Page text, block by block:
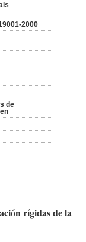
2000
de
rígidas de la